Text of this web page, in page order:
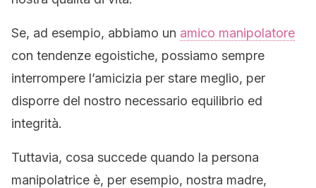
Se, ad esempio, abbiamo un amico manipolatore
con tendenze egoistiche, possiamo sempre
interrompere l’amicizia per stare meglio, per
disporre del nostro necessario equilibrio ed
integrità.
Tuttavia, cosa succede quando la persona
manipolatrice è, per esempio, nostra madre,